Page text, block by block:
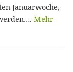
Januarwoche,
Mehr